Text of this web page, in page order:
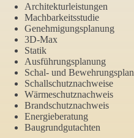
Architekturleistungen
Machbarkeitsstudie
Genehmigungsplanung
3D-Max
Statik
Ausführungsplanung
Schal- und Bewehrungsplan
Schallschutznachweise
Wärmeschutznachweis
Brandschutznachweis
Energieberatung
Baugrundgutachten